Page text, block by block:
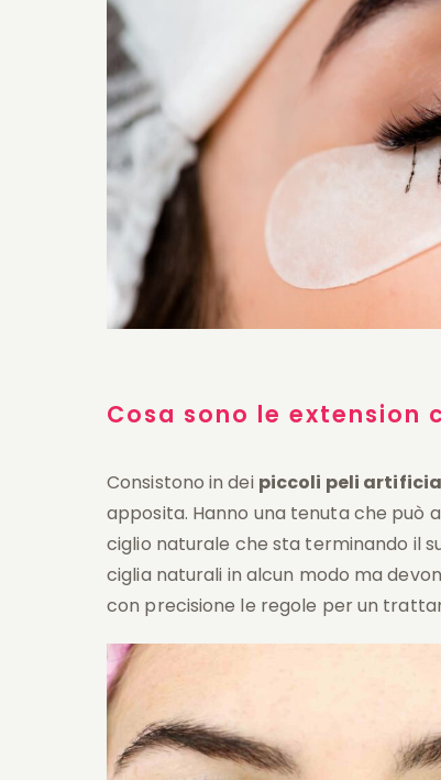
Cosa sono le extension
Consistono in dei piccoli peli
apposita. Hanno una tenuta che può
ciglio naturale che sta terminando il
ciglia naturali in alcun modo ma
con precisione le regole per un